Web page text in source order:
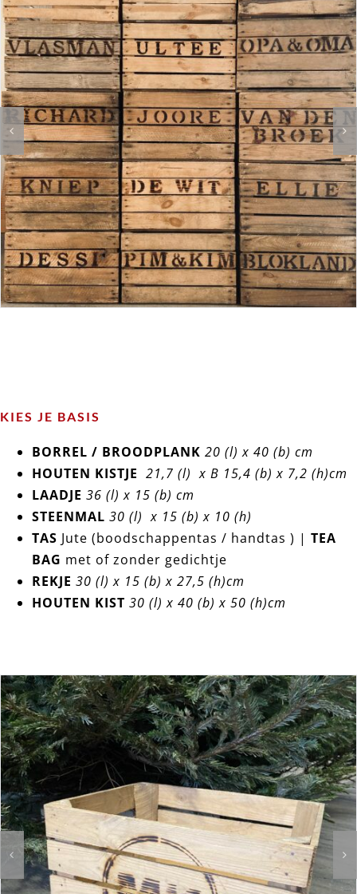
KIES JE BASIS
BORREL / BROODPLANK 20 (l) x 40 (b) cm
HOUTEN KISTJE 21,7 (l) x B 15,4 (b) x 7,2 (h)cm
LAADJE 36 (l) x 15 (b) cm
STEENMAL 30 (l) x 15 (b) x 10 (h)
TAS Jute (boodschappentas / handtas ) | TEA
BAG met of zonder gedichtje
REKJE 30 (l) x 15 (b) x 27,5 (h)cm
HOUTEN KIST 30 (l) x 40 (b) x 50 (h)cm